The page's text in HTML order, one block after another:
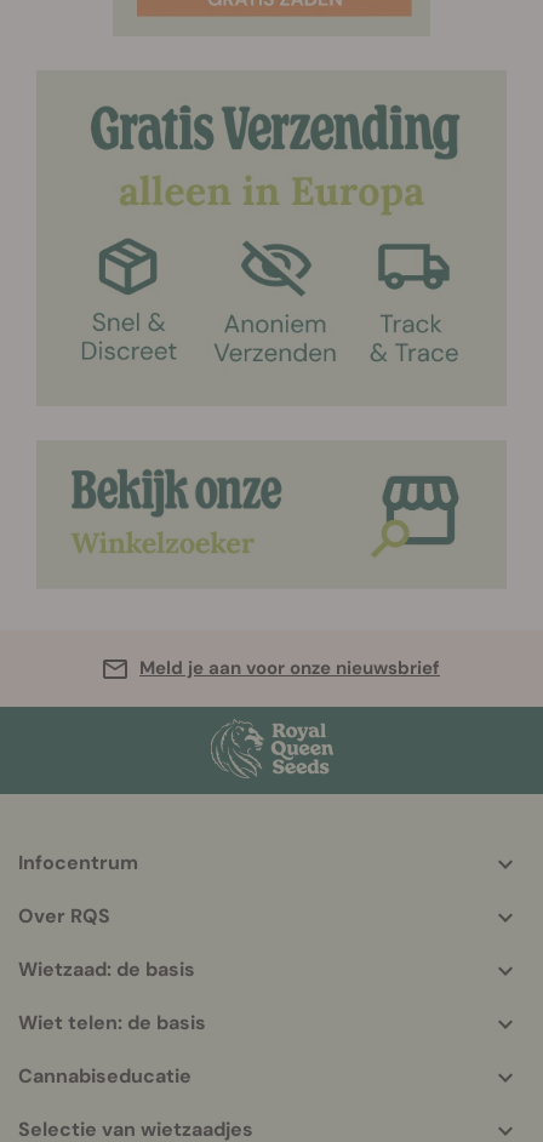
Meld je aan voor onze nieuwsbrief
More
info
Infocentrum
Over RQS
Wietzaad: de basis
Wiet telen: de basis
Cannabiseducatie
Selectie van wietzaadjes